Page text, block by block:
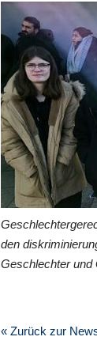
den
Geschlechter und
« Zurück zur